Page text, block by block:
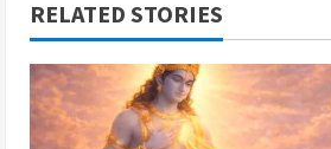
RELATED STORIES